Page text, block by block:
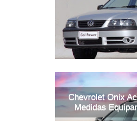
Chevrolet Onix
Medidas